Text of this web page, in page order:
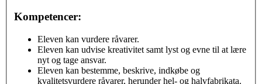
Kompetencer:
Eleven kan vurdere råvarer.
Eleven kan udvise kreativitet samt lyst og evne til at lære
nyt og tage ansvar.
Eleven kan bestemme, beskrive, indkøbe og
kvalitetsvurdere råvarer, herunder hel- og halvfabrikata.